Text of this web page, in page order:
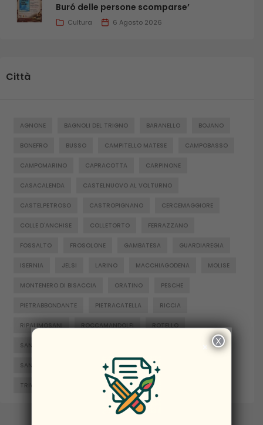
Buró delle persone scomparse’
Cultura 6 Agosto 2026
Città
AGNONE BAGNOLI DEL TRIGNO BARANELLO BOJANO
BONEFRO BUSSO CAMPITELLO MATESE CAMPOBASSO
CAMPOMARINO CAPRACOTTA CARPINONE
CASACALENDA CASTELNUOVO AL VOLTURNO
CASTELPETROSO CASTROPIGNANO CERCEMAGGIORE
COLLE D'ANCHISE COLLETORTO FERRAZZANO
FOSSALTO FROSOLONE GAMBATESA GUARDIAREGIA
ISERNIA JELSI LARINO MACCHIAGODENA MOLISE
MONTENERO DI BISACCIA ORATINO PESCHE
PIETRABBONDANTE PIETRACATELLA RICCIA
RIPALIMOSANI ROCCAMANDOLFI ROTELLO
SAN GIACOMO DEGLI SCHIAVONI
SANTA CROCE DI MAGLIANO SEPINO
TRIVENTO VINCHIATURO
× X